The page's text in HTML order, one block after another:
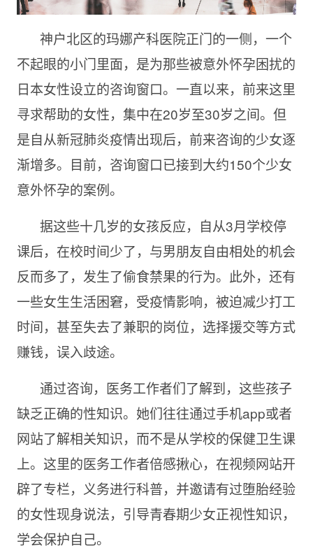
神户北区的玛娜产科医院正门的一侧，一个
不起眼的小门里面，是为那些被意外怀孕困扰的
日本女性设立的咨询窗口。一直以来，前来这里
寻求帮助的女性，集中在20岁至30岁之间。但
是自从新冠肺炎疫情出现后，前来咨询的少女逐
渐增多。目前，咨询窗口已接到大约150个少女
意外怀孕的案例。
据这些十几岁的女孩反应，自从3月学校停
课后，在校时间少了，与男朋友自由相处的机会
反而多了，发生了偷食禁果的行为。此外，还有
一些女生生活困窘，受疫情影响，被迫减少打工
时间，甚至失去了兼职的岗位，选择援交等方式
赚钱，误入歧途。
通过咨询，医务工作者们了解到，这些孩子
缺乏正确的性知识。她们往往通过手机app或者
网站了解相关知识，而不是从学校的保健卫生课
上。这里的医务工作者倍感揪心，在视频网站开
辟了专栏，义务进行科普，并邀请有过堕胎经验
的女性现身说法，引导青春期少女正视性知识，
学会保护自己。